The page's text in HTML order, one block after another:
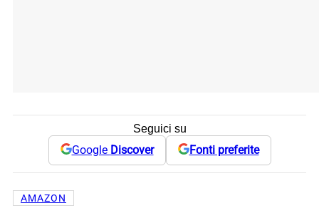
Seguici su
Google Discover Fonti preferite
AMAZON